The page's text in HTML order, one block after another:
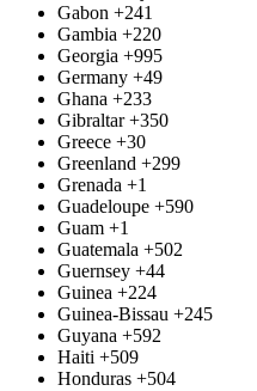
Gabon +241
Gambia +220
Georgia +995
Germany +49
Ghana +233
Gibraltar +350
Greece +30
Greenland +299
Grenada +1
Guadeloupe +590
Guam +1
Guatemala +502
Guernsey +44
Guinea +224
Guinea-Bissau +245
Guyana +592
Haiti +509
Honduras +504